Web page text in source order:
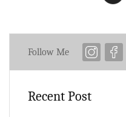
Follow Me
Recent Post